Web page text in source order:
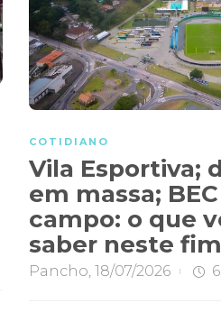
COTIDIANO
Vila Esportiva;
em massa;
campo: o que
saber neste
Pancho 18/07/2026